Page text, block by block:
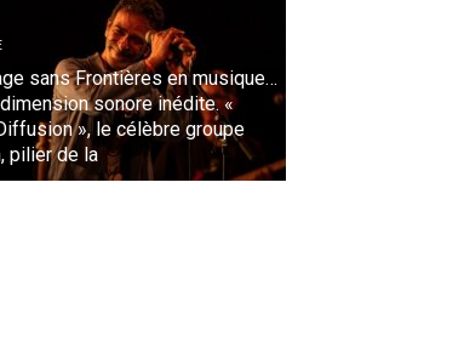
d’Abidjan : 30 ans d’une
qui a fait émerger un hub